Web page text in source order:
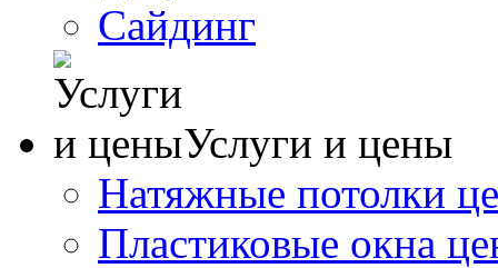
Сайдинг
Услуги и цены
Натяжные потолки
Пластиковые окна